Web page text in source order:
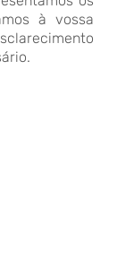
à vossa